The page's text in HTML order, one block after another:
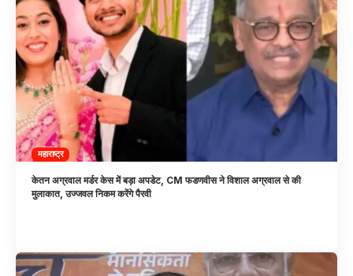
महाराष्ट्र
केतन अग्रवाल मर्डर केस में बड़ा अपडेट, CM फडणवीस ने विशाल अग्रवाल से की
मुलाकात, उज्जवल निकम करेंगे पैरवी